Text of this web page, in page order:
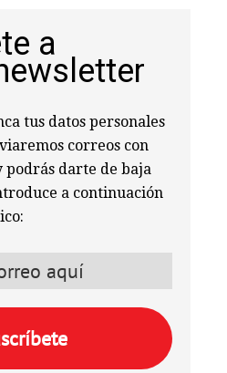
a
tus datos personales
correos con
podrás darte de baja
a continuación